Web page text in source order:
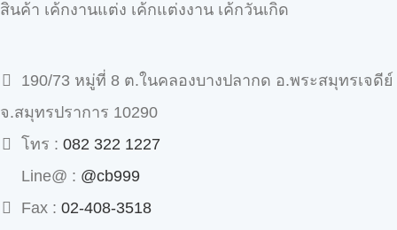
สินค้า เค้กงานแต่ง เค้กแต่งงาน เค้กวันเกิด
190/73 หมู่ที่ 8 ต.ในคลองบางปลากด อ.พระสมุทรเจดีย์
จ.สมุทรปราการ 10290
โทร : 082 322 1227
Line@ : @cb999
Fax : 02-408-3518